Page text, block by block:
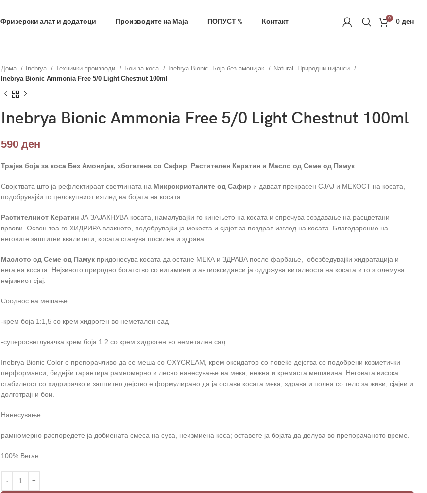
Фризерски алат и додатоци Производите на Маја ПОПУСТ % Контакт 0 0 ден
Дома Inebrya Технички производи Бои за коса Inebrya Bionic -Боја без амонијак
Natural -Природни нијанси
Inebrya Bionic Ammonia Free 5/0 Light Chestnut 100ml
Inebrya Bionic Ammonia Free 5/0 Light Chestnut 100ml
590 ден
Трајна боја за коса Без Амонијак, збогатена со Сафир, Растителен Кератин и Масло од Семе од Памук
Својствата што ја рефлектираат светлината на Mикрокристалите од Сафир и даваат прекрасен СЈАЈ и МЕКОСТ на косата,
подобрувајќи го целокупниот изглед на бојата на косата
Растителниот Кератин ЈА ЗАЈАКНУВА косата, намалувајќи го кинењето на косата и спречува создавање на расцветани
врвови. Освен тоа го ХИДРИРА влакното, подобрувајќи ја мекоста и сјајот за поздрав изглед на косата. Благодарение на
неговите заштитни квалитети, косата станува посилна и здрава.
Маслото од Семе од Памук придонесува косата да остане МЕКА и ЗДРАВА после фарбање, обезбедувајќи хидратација и
нега на косата. Нејзиното природно богатство со витамини и антиоксиданси ја оддржува виталноста на косата и го зголемува
нејзиниот сјај.
Сооднос на мешање:
-крем боја 1:1,5 со крем хидроген во неметален сад
-суперосветлувачка крем боја 1:2 со крем хидроген во неметален сад
Inebrya Bionic Color е препорачливо да се меша со OXYCREAM, крем оксидатор со повеќе дејства со подобрени козметички
перформанси, бидејќи гарантира рамномерно и лесно нанесување на мека, нежна и кремаста мешавина. Неговата висока
стабилност со хидрирачко и заштитно дејство е формулирано да ја остави косата мека, здрава и полна со тело за живи, сјајни и
долготрајни бои.
Нанесување:
рамномерно распоредете ја добиената смеса на сува, неизмиена коса; оставете ја бојата да делува во препорачаното време.
100% Веган